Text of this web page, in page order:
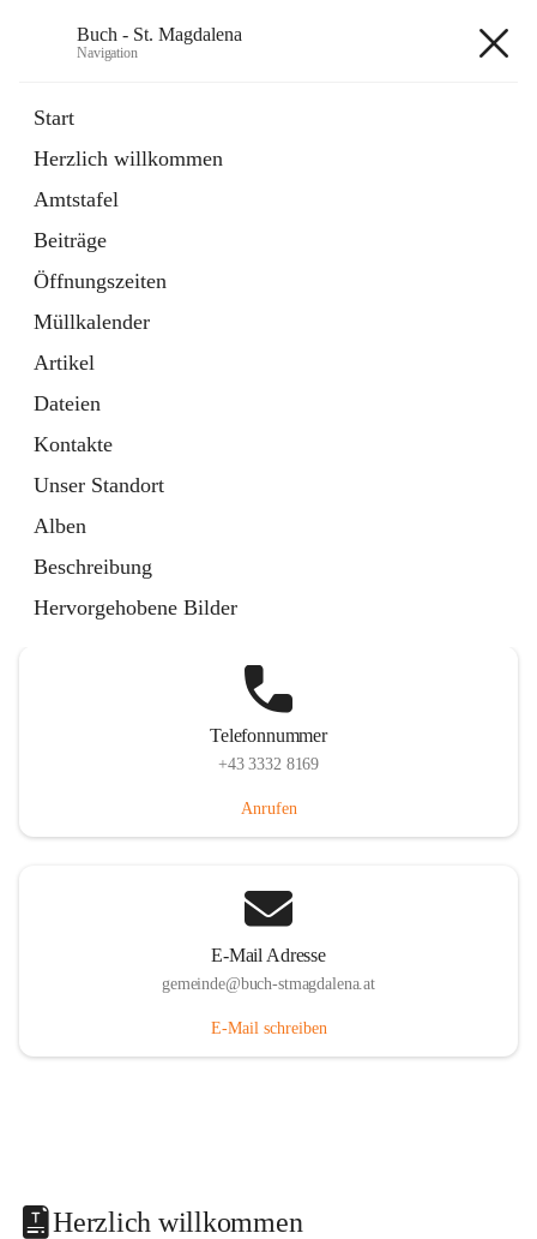
Buch - St. Magdalena
Navigation
Start
Herzlich willkommen
Amtstafel
Beiträge
Öffnungszeiten
Müllkalender
Artikel
Dateien
Kontakte
Unser Standort
Alben
Beschreibung
Hervorgehobene Bilder
11 Schnellzugriffe
Bürgerservice
10 Schnellzugriffe
Telefonnummer
+43 3332 8169
Anrufen
E-Mail Adresse
gemeinde@buch-stmagdalena.at
E-Mail schreiben
Herzlich willkommen